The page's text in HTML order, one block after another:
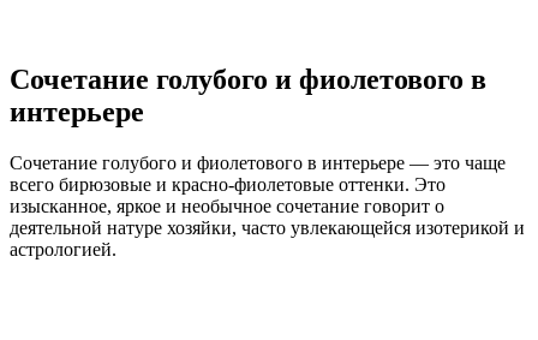
Сочетание голубого и фиолетового в
интерьере
Сочетание голубого и фиолетового в интерьере — это чаще
всего бирюзовые и красно-фиолетовые оттенки. Это
изысканное, яркое и необычное сочетание говорит о
деятельной натуре хозяйки, часто увлекающейся изотерикой и
астрологией.